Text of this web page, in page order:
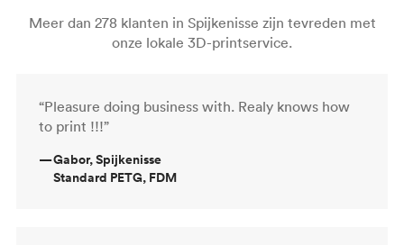
Meer dan 278 klanten in Spijkenisse zijn tevreden met
onze lokale 3D-printservice.
“Pleasure doing business with. Realy knows how
to print !!!”
—Gabor, Spijkenisse
Standard PETG, FDM